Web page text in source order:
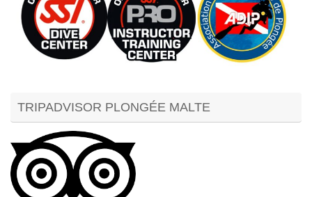
TRIPADVISOR PLONGÉE MALTE